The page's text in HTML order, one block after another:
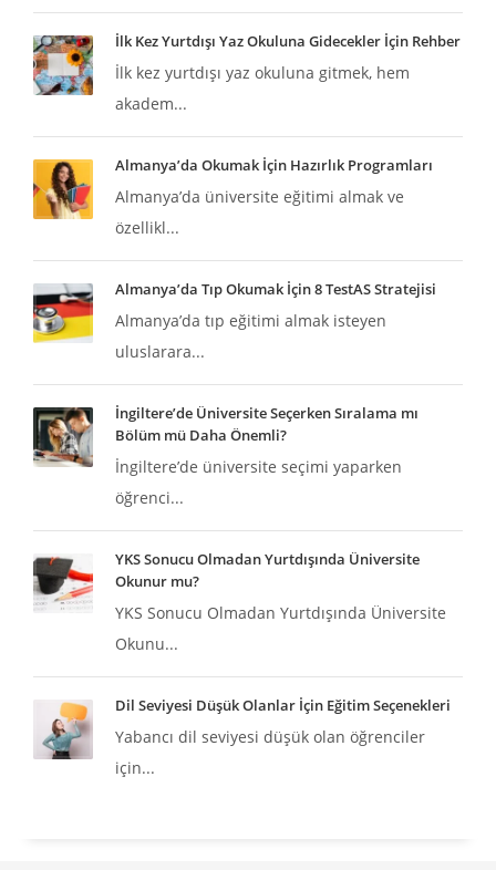
İlk Kez Yurtdışı Yaz Okuluna Gidecekler İçin Rehber
İlk kez yurtdışı yaz okuluna gitmek, hem
akadem...
Almanya’da Okumak İçin Hazırlık Programları
Almanya’da üniversite eğitimi almak ve
özellikl...
Almanya’da Tıp Okumak İçin 8 TestAS Stratejisi
Almanya’da tıp eğitimi almak isteyen
uluslarara...
İngiltere’de Üniversite Seçerken Sıralama mı
Bölüm mü Daha Önemli?
İngiltere’de üniversite seçimi yaparken
öğrenci...
YKS Sonucu Olmadan Yurtdışında Üniversite
Okunur mu?
YKS Sonucu Olmadan Yurtdışında Üniversite
Okunu...
Dil Seviyesi Düşük Olanlar İçin Eğitim Seçenekleri
Yabancı dil seviyesi düşük olan öğrenciler
için...